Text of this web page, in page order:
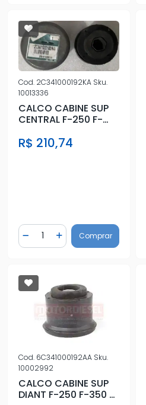
Cod. 2C341000192KA Sku.
10013336
CALCO CABINE SUP
CENTRAL F-250 F-
R$ 210,74
Diminuir Quantidade
Quantidade
Adicionar Quantidade
Comprar
Cod. 6C341000192AA Sku.
10002992
CALCO CABINE SUP
DIANT F-250 F-350 F-